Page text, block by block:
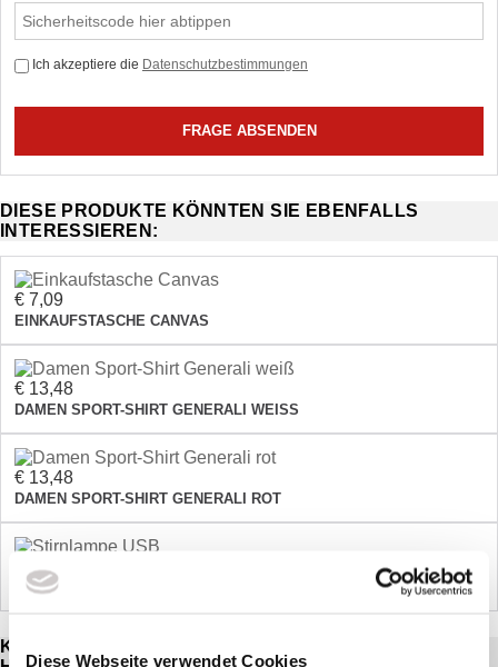
Diese Webseite verwendet Cookies
Ich akzeptiere die Datenschutzbestimmungen
DIESE PRODUKTE KÖNNTEN SIE EBENFALLS
INTERESSIEREN:
€ 7,09
EINKAUFSTASCHE CANVAS
€ 13,48
DAMEN SPORT-SHIRT GENERALI WEISS
€ 13,48
DAMEN SPORT-SHIRT GENERALI ROT
€ 13,49
STIRNLAMPE USB
KUNDEN, DIE DIESEN ARTIKEL GEKAUFT HABEN,